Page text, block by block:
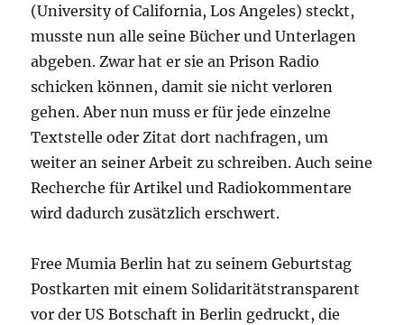
(University of California, Los Angeles) steckt,
musste nun alle seine Bücher und Unterlagen
abgeben. Zwar hat er sie an Prison Radio
schicken können, damit sie nicht verloren
gehen. Aber nun muss er für jede einzelne
Textstelle oder Zitat dort nachfragen, um
weiter an seiner Arbeit zu schreiben. Auch seine
Recherche für Artikel und Radiokommentare
wird dadurch zusätzlich erschwert.
Free Mumia Berlin hat zu seinem Geburtstag
Postkarten mit einem Solidaritätstransparent
vor der US Botschaft in Berlin gedruckt, die